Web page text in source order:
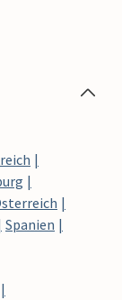
Spanien